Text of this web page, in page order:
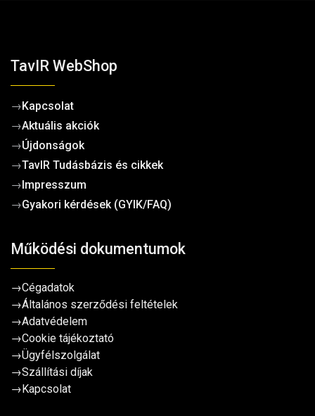
TavIR WebShop
→Kapcsolat
→Aktuális akciók
→Újdonságok
→TavIR Tudásbázis és cikkek
→Impresszum
→Gyakori kérdések (GYIK/FAQ)
Működési dokumentumok
→Cégadatok
→Általános szerződési feltételek
→Adatvédelem
→Cookie tájékoztató
→Ügyfélszolgálat
→Szállítási díjak
→Kapcsolat